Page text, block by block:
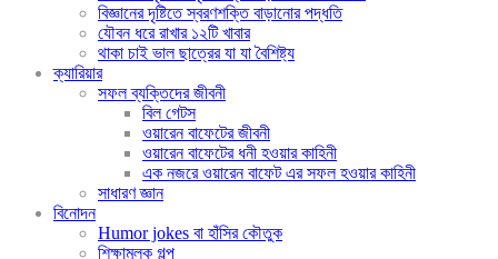
বিজ্ঞানের দৃষ্টিতে স্বরণশক্তি বাড়ানোর পদ্ধতি
যৌবন ধরে রাখার ১২টি খাবার
থাকা চাই ভাল ছাত্রের যা যা বৈশিষ্ট্য
ক্যারিয়ার
সফল ব্যক্তিদের জীবনী
বিল গেটস
ওয়ারেন বাফেটের জীবনী
ওয়ারেন বাফেটের ধনী হওয়ার কাহিনী
এক নজরে ওয়ারেন বাফেট এর সফল হওয়ার কাহিনী
সাধারণ জ্ঞান
বিনোদন
Humor jokes বা হাঁসির কৌতুক
শিক্ষামূলক গল্প